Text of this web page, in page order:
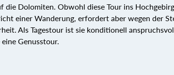
die Dolomiten. Obwohl diese Tour ins
einer Wanderung, erfordert aber wegen der
Als Tagestour ist sie konditionell
Genusstour.